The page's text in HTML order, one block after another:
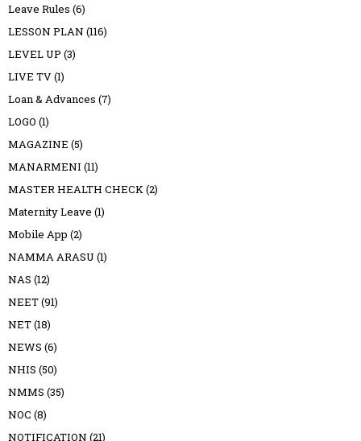
Leave Rules (6)
LESSON PLAN (116)
LEVEL UP (3)
LIVE TV(1)
Loan & Advances (7)
LOGO (1)
MAGAZINE (5)
MANARMENI (11)
MASTER HEALTH CHECK (2)
Maternity Leave (1)
Mobile App (2)
NAMMA ARASU (1)
NAS (12)
NEET(91)
NET(18)
NEWS (6)
NHIS (50)
NMMS (35)
NOC (8)
NOTIFICATION (21)